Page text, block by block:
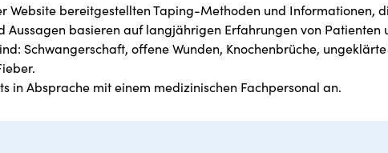
Website bereitgestellten Taping-Methoden und Informationen,
Aussagen basieren auf langjährigen Erfahrungen von
Schwangerschaft, offene Wunden, Knochenbrüche,
in Absprache mit einem medizinischen Fachpersonal an.